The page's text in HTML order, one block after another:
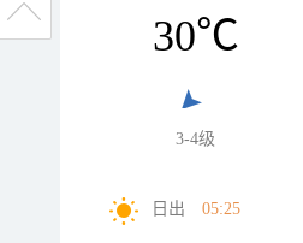
30℃
3-4级
日出 05:25